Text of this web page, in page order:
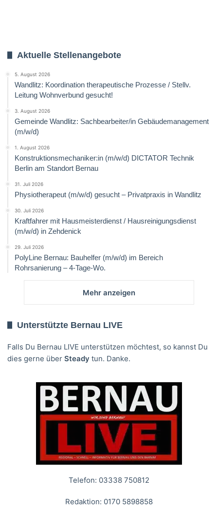
Aktuelle Stellenangebote
5. August 2026
Wandlitz: Koordination therapeutische Prozesse / Stellv.
Leitung Wohnverbund gesucht!
3. August 2026
Gemeinde Wandlitz: Sachbearbeiter/in Gebäudemanagement
(m/w/d)
1. August 2026
Konstruktionsmechaniker:in (m/w/d) DICTATOR Technik
Berlin am Standort Bernau
31. Juli 2026
Physiotherapeut (m/w/d) gesucht – Privatpraxis in Wandlitz
30. Juli 2026
Kraftfahrer mit Hausmeisterdienst / Hausreinigungsdienst
(m/w/d) in Zehdenick
29. Juli 2026
PolyLine Bernau: Bauhelfer (m/w/d) im Bereich
Rohrsanierung – 4-Tage-Wo.
Mehr anzeigen
Unterstützte Bernau LIVE
Falls Du Bernau LIVE unterstützen möchtest, so kannst Du
dies gerne über Steady tun. Danke.
Telefon: 03338 750812
Redaktion: 0170 5898858